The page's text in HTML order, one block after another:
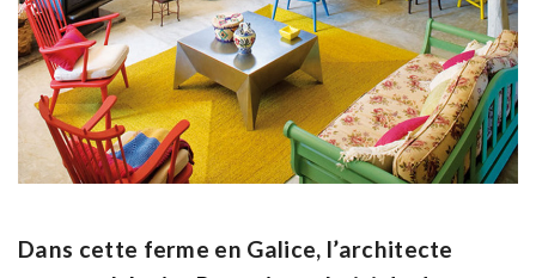
Dans cette ferme en Galice, l’architecte